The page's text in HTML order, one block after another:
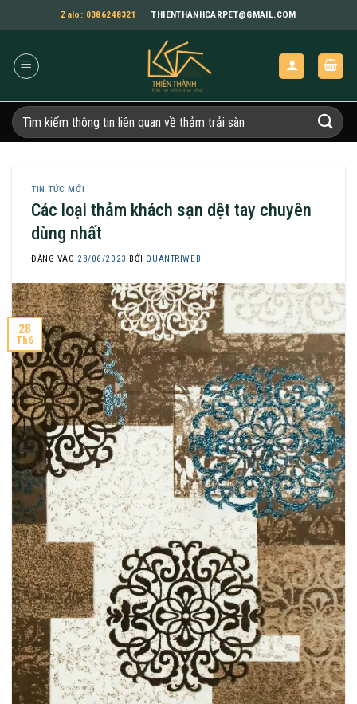
qua
dung
Zalo: 0386248321 THIENTHANHCARPET@GMAIL.COM
Tìm
kiếm:
TIN TỨC MỚI
Các loại thảm khách sạn dệt tay chuyên
dùng nhất
ĐĂNG VÀO 28/06/2023 BỞI QUANTRIWEB
28
Th6